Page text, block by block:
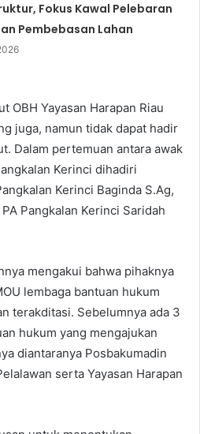
Fokus Kawal Pelebaran
Pembebasan Lahan
OBH Yayasan Harapan Riau
juga, namun tidak dapat hadir
Dalam pertemuan antara awak
Kerinci dihadiri
Kerinci Baginda S.Ag,
Pangkalan Kerinci Saridah
mengakui bahwa pihaknya
lembaga bantuan hukum
terakditasi. Sebelumnya ada 3
hukum yang mengajukan
diantaranya Posbakumadin
serta Yayasan Harapan